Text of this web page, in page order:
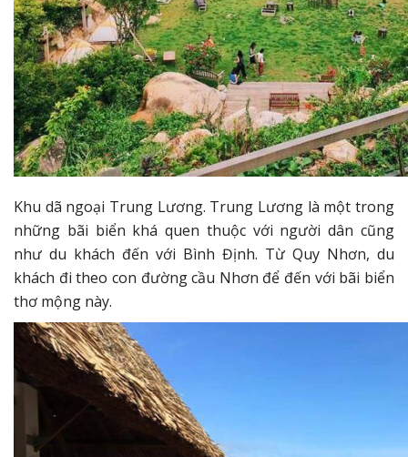
Khu dã ngoại Trung Lương. Trung Lương là một trong
những bãi biển khá quen thuộc với người dân cũng
như du khách đến với Bình Định. Từ Quy Nhơn, du
khách đi theo con đường cầu Nhơn để đến với bãi biển
thơ mộng này.